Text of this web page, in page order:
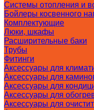
Системы отопления и
Бойлеры косвенного
Комплектующие
Люки, шкафы
Расширительные баки
Трубы
Фитинги
Аксессуары для
Аксессуары для
Аксессуары для
Аксессуары для
Аксессуары для